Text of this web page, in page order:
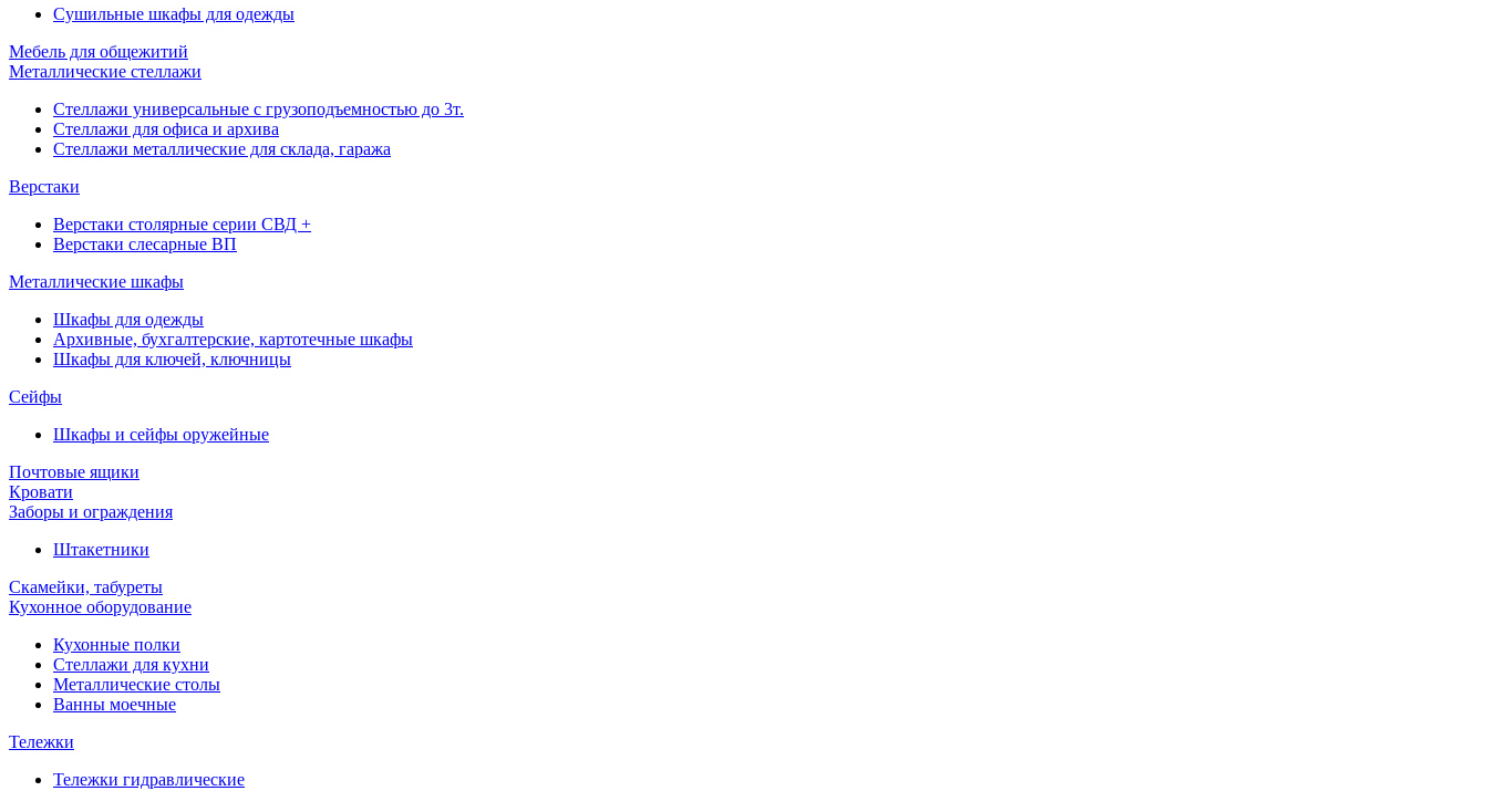
Сушильные шкафы для одежды
Мебель для общежитий
Металлические стеллажи
Стеллажи универсальные с грузоподъемностью до 3т.
Стеллажи для офиса и архива
Стеллажи металлические для склада, гаража
Верстаки
Верстаки столярные серии СВД +
Верстаки слесарные ВП
Металлические шкафы
Шкафы для одежды
Архивные, бухгалтерские, картотечные шкафы
Шкафы для ключей, ключницы
Сейфы
Шкафы и сейфы оружейные
Почтовые ящики
Кровати
Заборы и ограждения
Штакетники
Скамейки, табуреты
Кухонное оборудование
Кухонные полки
Стеллажи для кухни
Металлические столы
Ванны моечные
Тележки
Тележки гидравлические